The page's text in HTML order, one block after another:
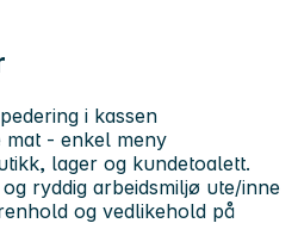
i kassen
mat - enkel meny
lager og kundetoalett.
ryddig arbeidsmiljø ute/inne
og vedlikehold på